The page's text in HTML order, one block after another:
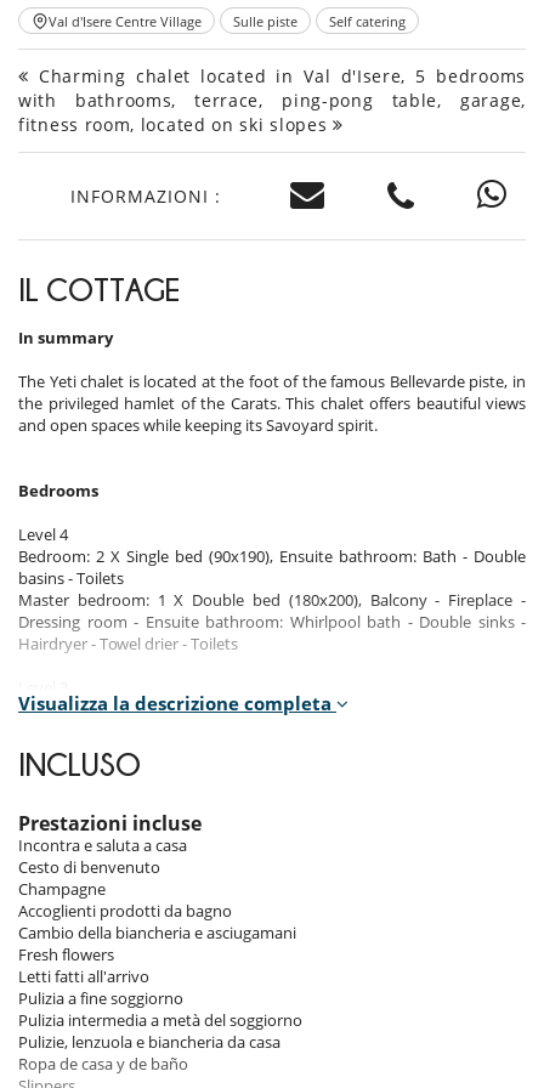
Val d'Isere Centre Village Sulle piste Self catering
Charming chalet located in Val d'Isere, 5 bedrooms
with bathrooms, terrace, ping-pong table, garage,
fitness room, located on ski slopes
INFORMAZIONI :
IL COTTAGE
In summary
The Yeti chalet is located at the foot of the famous Bellevarde piste, in
the privileged hamlet of the Carats. This chalet offers beautiful views
and open spaces while keeping its Savoyard spirit.
Bedrooms
Level 4
Bedroom: 2 X Single bed (90x190), Ensuite bathroom: Bath - Double
basins - Toilets
Master bedroom: 1 X Double bed (180x200), Balcony - Fireplace -
Dressing room - Ensuite bathroom: Whirlpool bath - Double sinks -
Hairdryer - Towel drier - Toilets
Bedroom: 2 X Single bed (90x190), En-suite bathroom: Bath - Shower -
Bedroom: 1 X Separate double bed (160x200), Balcony - Closet -
Ensuite bathroom: Bath - Hairdryer - Single washbasin - Toilet
Level 1
Bedroom: 2 X Single bed (90x190), Closet - Ensuite bathroom: Bath -
Single washbasin - Toilets
Indoors
Level 2
Balcony
Open kitchen
Dining room
Terrace
Visualizza la descrizione completa
INCLUSO
Prestazioni incluse
Incontra e saluta a casa
Cesto di benvenuto
Champagne
Accoglienti prodotti da bagno
Cambio della biancheria e asciugamani
Fresh flowers
Letti fatti all'arrivo
Pulizia a fine soggiorno
Pulizia intermedia a metà del soggiorno
Pulizie, lenzuola e biancheria da casa
Ropa de casa y de baño